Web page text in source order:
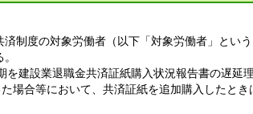
制度の対象労働者（以下「対象労働者」とい
建設業退職金共済証紙購入状況報告書の遅延
場合等において、共済証紙を追加購入したと